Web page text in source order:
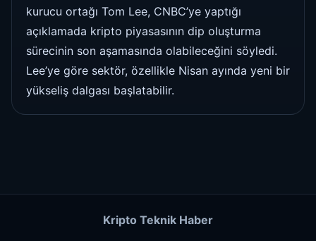
kurucu ortağı Tom Lee, CNBC’ye yaptığı
açıklamada kripto piyasasının dip oluşturma
sürecinin son aşamasında olabileceğini söyledi.
Lee’ye göre sektör, özellikle Nisan ayında yeni bir
yükseliş dalgası başlatabilir.
Kripto Teknik Haber